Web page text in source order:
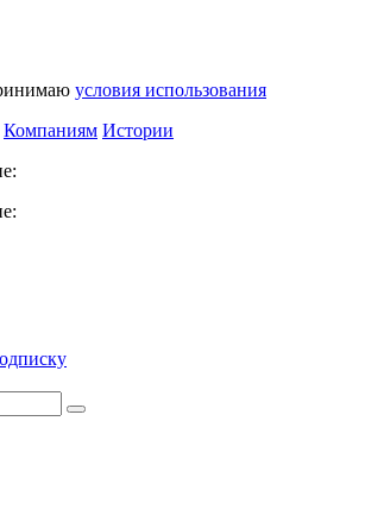
условия использования
Компаниям Истории